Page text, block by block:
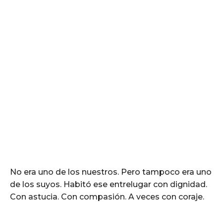
No era uno de los nuestros. Pero tampoco era uno
de los suyos. Habitó ese entrelugar con dignidad.
Con astucia. Con compasión. A veces con coraje.